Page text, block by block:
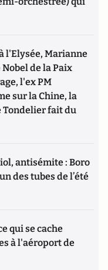
l'Elysée, Marianne
de la Paix
l'ex PM
sur la Chine, la
Tondelier fait du
antisémite : Boro
des tubes de l’été
qui se cache
à l'aéroport de